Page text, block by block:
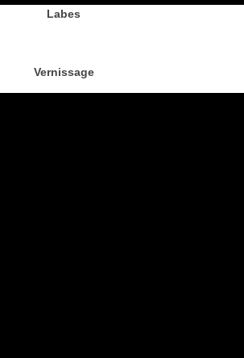
Labes
Vernissage